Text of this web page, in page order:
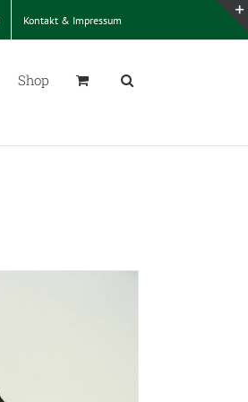
Kontakt & Impressum
Shop